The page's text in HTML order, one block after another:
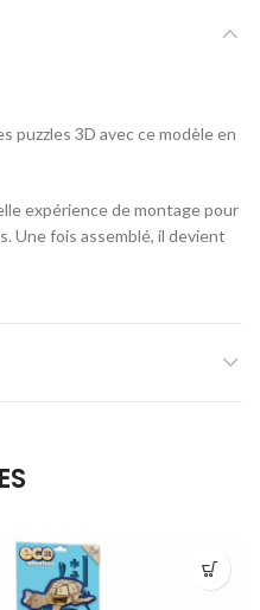
puzzles 3D avec ce modèle en
expérience de montage pour
Une fois assemblé, il devient